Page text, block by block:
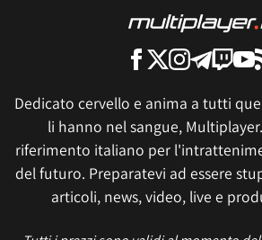
Dedicato cervello e anima a tutti
li hanno nel sangue,
riferimento italiano per
del futuro. Preparatevi ad essere
articoli, news, video, live e